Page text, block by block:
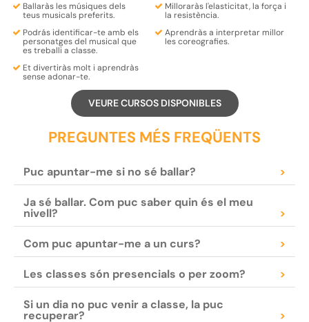
Ballaràs les músiques dels
teusmusicals preferits.
Milloraràsl'elasticitat, la força i
la resistència.
Podrás identificar-teamb els
personatgesdel musical que
es treballi a classe.
Aprendràs a interpretarmillor
les coreografies.
Etdivertiràs molt i aprendràs
sense adonar-te.
VEURE CURSOS DISPONIBLES
PREGUNTES MÉS FREQÜENTS
Puc apuntar-me si no sé ballar? >
Ja sé ballar. Com puc saber quin és el meu
nivell? >
Com puc apuntar-me a un curs? >
Les classes són presencials o per zoom? >
Si un dia no puc venir a classe, la puc
recuperar? >